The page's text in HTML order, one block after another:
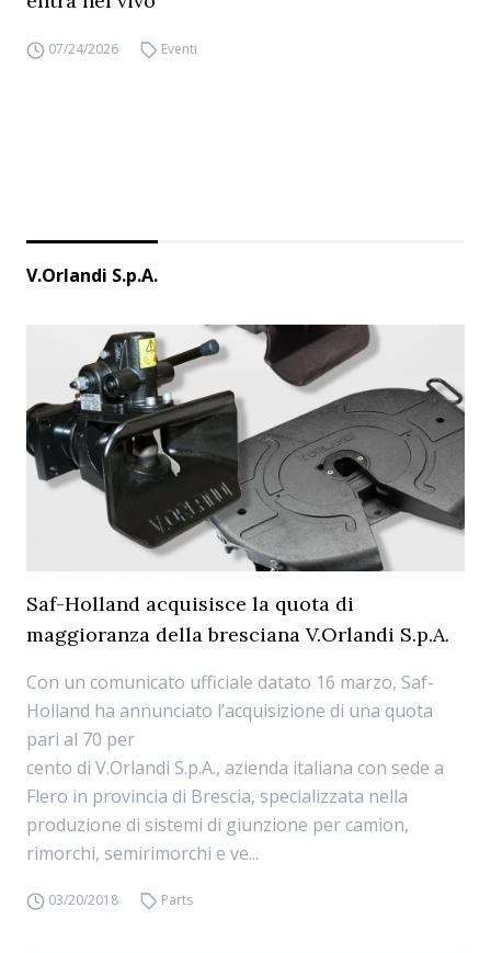
07/24/2026 Eventi
V.Orlandi S.p.A.
Saf-Holland acquisisce la quota di
maggioranza della bresciana V.Orlandi S.p.A.
Con un comunicato ufficiale datato 16 marzo, Saf-
Holland ha annunciato l’acquisizione di una quota
pari al 70 per
cento di V.Orlandi S.p.A., azienda italiana con sede a
Flero in provincia di Brescia, specializzata nella
produzione di sistemi di giunzione per camion,
rimorchi, semirimorchi e ve...
03/20/2018 Parts